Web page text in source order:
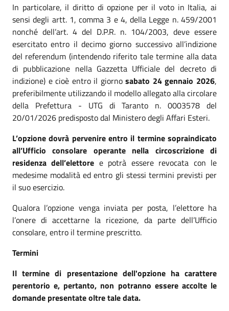
In particolare, il diritto di opzione per il voto in Italia, ai
sensi degli artt. 1, comma 3 e 4, della Legge n. 459/2001
nonché dell’art. 4 del D.P.R. n. 104/2003, deve essere
esercitato entro il decimo giorno successivo all’indizione
del referendum (intendendo riferito tale termine alla data
di pubblicazione nella Gazzetta Ufficiale del decreto di
indizione) e cioè entro il giornosabato 24 gennaio 2026,
preferibilmente utilizzando il modello allegato alla circolare
della Prefettura - UTG di Taranto n. 0003578 del
20/01/2026 predisposto dal Ministero degli Affari Esteri.
L’opzione dovrà pervenire entro il termine sopraindicato
all’Ufficio consolare operante nella circoscrizione di
residenza dell’elettore e potrà essere revocata con le
medesime modalità ed entro gli stessi termini previsti per
il suo esercizio.
Qualora l’opzione venga inviata per posta, l’elettore ha
l’onere di accettarne la ricezione, da parte dell’Ufficio
consolare, entro il termine prescritto.
Termini
Il termine di presentazione dell'opzione ha carattere
perentorio e, pertanto, non potranno essere accolte le
domande presentate oltre tale data.